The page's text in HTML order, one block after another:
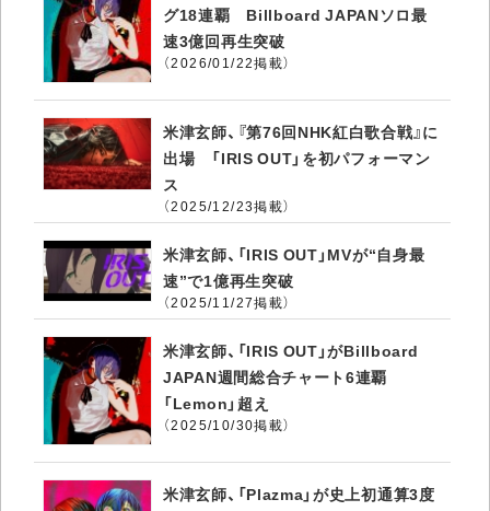
グ18連覇 Billboard JAPANソロ最
速3億回再生突破
（2026/01/22掲載）
米津玄師、『第76回NHK紅白歌合戦』に
出場 「IRIS OUT」を初パフォーマン
ス
（2025/12/23掲載）
米津玄師、「IRIS OUT」MVが“自身最
速”で1億再生突破
（2025/11/27掲載）
米津玄師、「IRIS OUT」がBillboard
JAPAN週間総合チャート6連覇
「Lemon」超え
（2025/10/30掲載）
米津玄師、「Plazma」が史上初通算3度